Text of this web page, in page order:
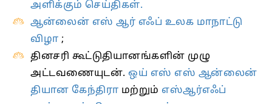
அளிக்கும் செய்திகள்.
ஆன்லைன் எஸ் ஆர் எஃப் உலக மாநாட்டு
விழா ;
தினசரி கூட்டுதியானங்களின் முழு
அட்டவணையுடன். ஒய் எஸ் எஸ் ஆன்லைன்
தியான கேந்திரா மற்றும் எஸ்ஆர்எஃப்